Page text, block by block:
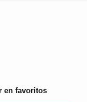
en favoritos